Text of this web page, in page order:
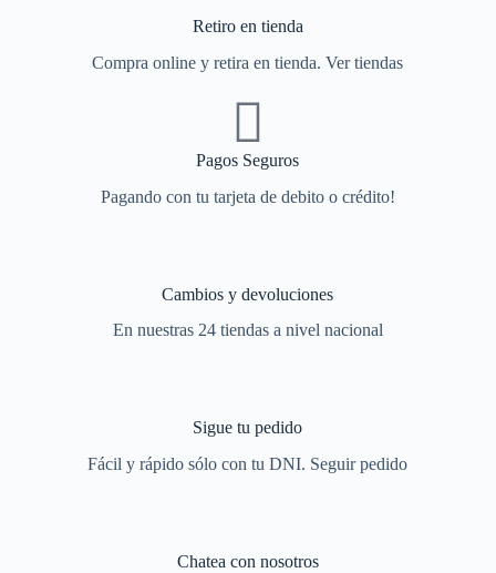
Retiro en tienda
Compra online y retira en tienda. Ver tiendas
Pagos Seguros
Pagando con tu tarjeta de debito o crédito!
Cambios y devoluciones
En nuestras 24 tiendas a nivel nacional
Sigue tu pedido
Fácil y rápido sólo con tu DNI. Seguir pedido
Chatea con nosotros